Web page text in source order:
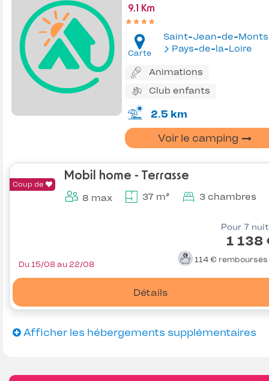
9.1 Km
Carte
Saint-Jean-de-Monts
Pays-de-la-Loire
Animations
Club enfants
2.5 km
Voir le camping
Coup de
Mobil home - Terrasse
8 max 37 m² 3 chambres
Pour 7
1 138
114 € remboursés
Détails
Du 15/08 au 22/08
Afficher les hébergements supplémentaires